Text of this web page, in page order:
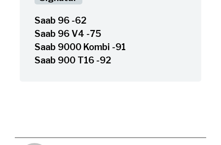
Saab 96 -62
Saab 96 V4 -75
Saab 9000 Kombi -91
Saab 900 T16 -92